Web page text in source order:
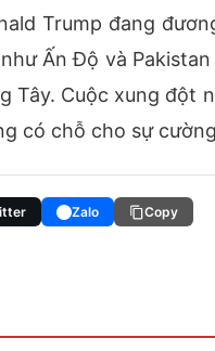
Trump đang
Ấn Độ và
Tây. Cuộc xung đột
có chỗ cho sự
Zalo Copy